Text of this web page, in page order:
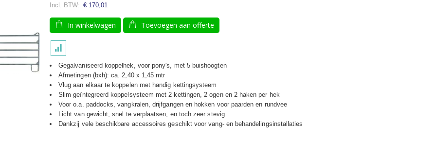
€ 170,01
In winkelwagen Toevoegen aan offerte
Gegalvaniseerd koppelhek, voor pony's, met 5 buishoogten
Afmetingen (bxh): ca. 2,40 x 1,45 mtr
Vlug aan elkaar te koppelen met handig kettingsysteem
Slim geïntegreerd koppelsysteem met 2 kettingen, 2 ogen en 2 haken per hek
Voor o.a. paddocks, vangkralen, drijfgangen en hokken voor paarden en rundvee
Licht van gewicht, snel te verplaatsen, en toch zeer stevig.
Dankzij vele beschikbare accessoires geschikt voor vang- en behandelingsinstallaties